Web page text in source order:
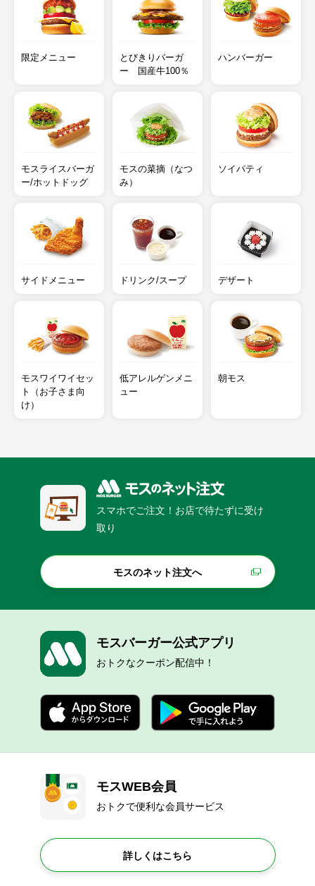
限定メニュー
とびきりバーガ
ー 国産牛100％
ハンバーガー
モスライスバーガ
ー/ホットドッグ
モスの菜摘（なつ
み）
ソイパティ
サイドメニュー ドリンク/スープ デザート
モスワイワイセッ
ト（お子さま向
け）
低アレルゲンメニ
ュー
朝モス
スマホでご注文！お店で待たずに受け
取り
モスのネット注文へ
モスバーガー公式アプリ
おトクなクーポン配信中！
モスWEB会員
おトクで便利な会員サービス
詳しくはこちら